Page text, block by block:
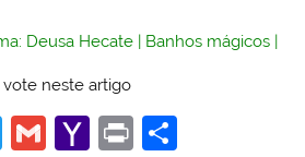
Deusa Hecate | Banhos mágicos |
neste artigo
T
G
Y
Pr